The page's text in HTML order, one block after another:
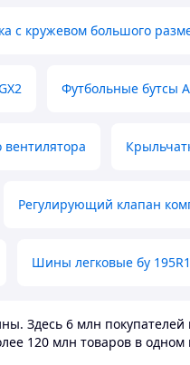
с кружевом большого
Футбольные бутсы
вентилятора
Регулирующий клапан
Шины легковые бу
Здесь 6 млн
120 млн товаров в одном